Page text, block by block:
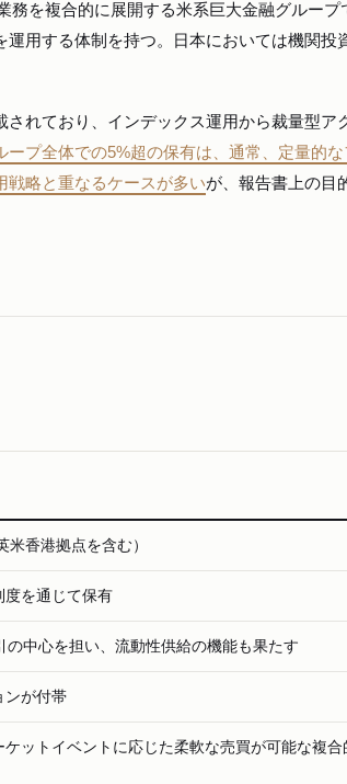
を複合的に展開する米系巨大金融グループ
用する体制を持つ。日本においては機関投
れており、インデックス運用から裁量型ア
ープ全体での5%超の保有は、通常、定量的な
戦略と重なるケースが多いが、報告書上の目
香港拠点を含む）
度を通じて保有
中心を担い、流動性供給の機能も果たす
ンが付帯
ットイベントに応じた柔軟な売買が可能な複合